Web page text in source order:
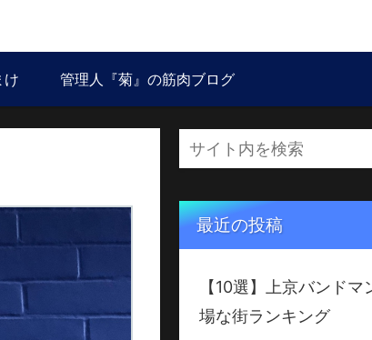
け 管理人『菊』の筋肉ブログ
最近の投稿
【10選】上京バンド
場な街ランキング